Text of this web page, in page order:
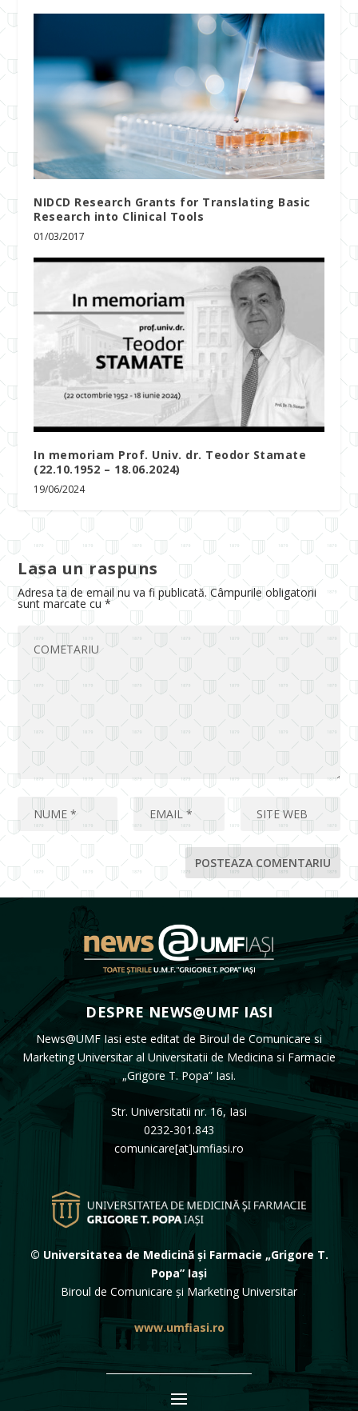
NIDCD Research Grants for Translating Basic
Research into Clinical Tools
01/03/2017
In memoriam Prof. Univ. dr. Teodor Stamate
(22.10.1952 – 18.06.2024)
19/06/2024
Lasa un raspuns
Adresa ta de email nu va fi publicată. Câmpurile obligatorii
sunt marcate cu*
DESPRE NEWS@UMF IASI
News@UMF Iasi este editat de Biroul de Comunicare si
Marketing Universitar al Universitatii de Medicina si Farmacie
„Grigore T. Popa” Iasi.
Str. Universitatii nr. 16, Iasi
0232-301.843
comunicare[at]umfiasi.ro
© Universitatea de Medicină și Farmacie „Grigore T.
Popa” Iași
Biroul de Comunicare și Marketing Universitar
www.umfiasi.ro